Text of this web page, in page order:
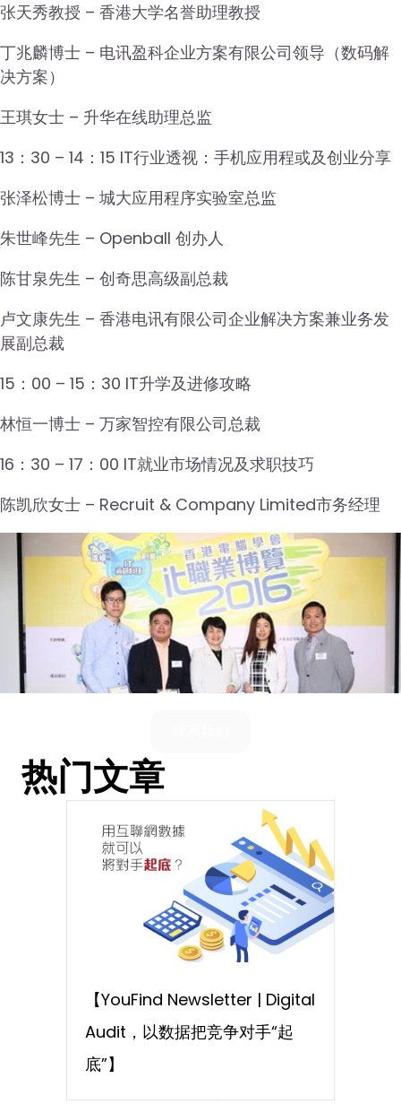
张天秀教授 – 香港大学名誉助理教授
丁兆麟博士 – 电讯盈科企业方案有限公司领导（数码解
决方案）
王琪女士 – 升华在线助理总监
13：30 – 14：15 IT行业透视：手机应用程或及创业分享
张泽松博士 – 城大应用程序实验室总监
朱世峰先生 – Openball 创办人
陈甘泉先生 – 创奇思高级副总裁
卢文康先生 – 香港电讯有限公司企业解决方案兼业务发
展副总裁
15：00 – 15：30 IT升学及进修攻略
林恒一博士 – 万家智控有限公司总裁
16：30 – 17：00 IT就业市场情况及求职技巧
陈凯欣女士 – Recruit & Company Limited市务经理
热门文章
【YouFind Newsletter | Digital
Audit，以数据把竞争对手“起
底”】